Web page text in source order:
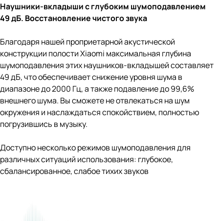
Наушники-вкладыши с глубоким шумоподавлением
49 дБ. Восстановление чистого звука
Благодаря нашей проприетарной акустической
конструкции полости Xiaomi максимальная глубина
шумоподавления этих наушников-вкладышей составляет
49 дБ, что обеспечивает снижение уровня шума в
диапазоне до 2000 Гц, а также подавление до 99,6%
внешнего шума. Вы сможете не отвлекаться на шум
окружения и наслаждаться спокойствием, полностью
погрузившись в музыку.
Доступно несколько режимов шумоподавления для
различных ситуаций использования: глубокое,
сбалансированное, слабое тихих звуков